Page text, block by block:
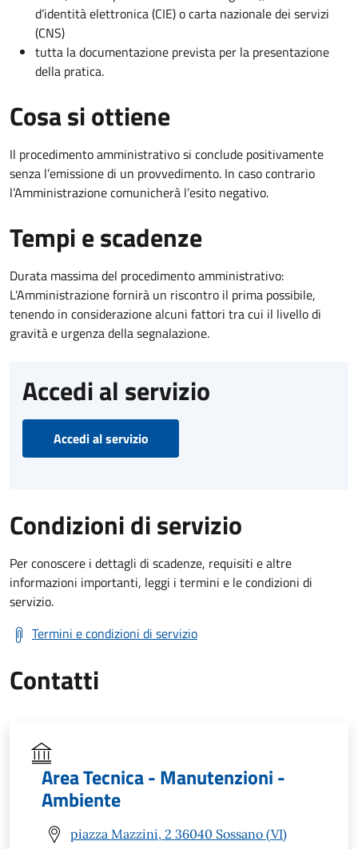
d’identità elettronica (CIE) o carta nazionale dei servizi
(CNS)
tutta la documentazione prevista per la presentazione
della pratica.
Cosa si ottiene
Il procedimento amministrativo si conclude positivamente
senza l’emissione di un provvedimento. In caso contrario
l’Amministrazione comunicherà l’esito negativo.
Tempi e scadenze
Durata massima del procedimento amministrativo:
L'Amministrazione fornirà un riscontro il prima possibile,
tenendo in considerazione alcuni fattori tra cui il livello di
gravità e urgenza della segnalazione.
Accedi al servizio
Accedi al servizio
Condizioni di servizio
Per conoscere i dettagli di scadenze, requisiti e altre
informazioni importanti, leggi i termini e le condizioni di
servizio.
Termini e condizioni di servizio
Contatti
Area Tecnica - Manutenzioni -
Ambiente
piazza Mazzini, 2 36040 Sossano (VI)